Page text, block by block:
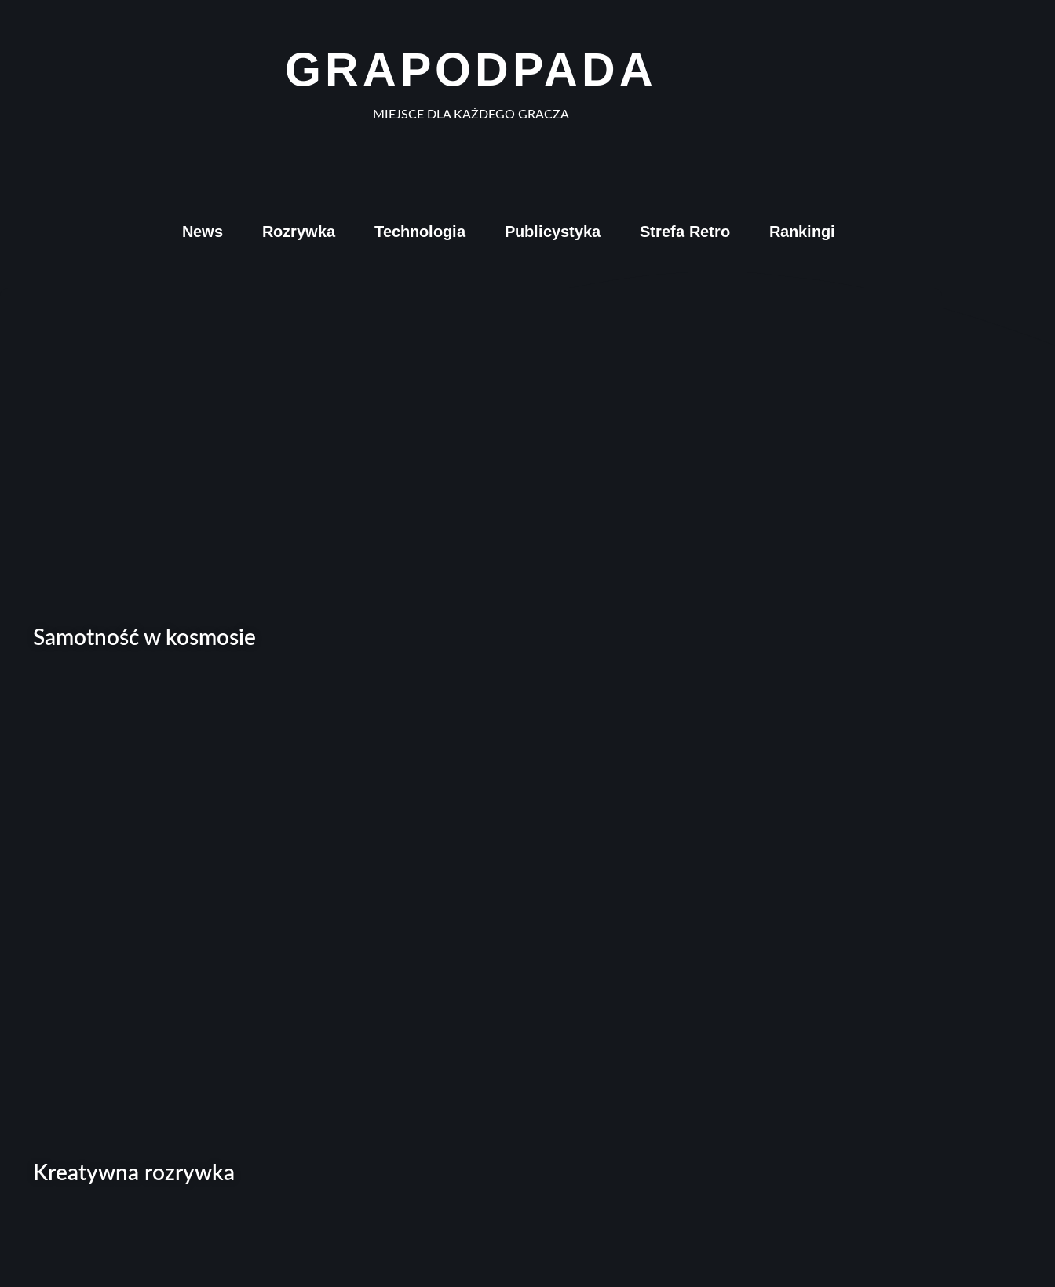
GRAPODPADA
MIEJSCE DLA KAŻDEGO GRACZA
News Rozrywka Technologia Publicystyka Strefa Retro Rankingi
Samotność w kosmosie
Kreatywna rozrywka